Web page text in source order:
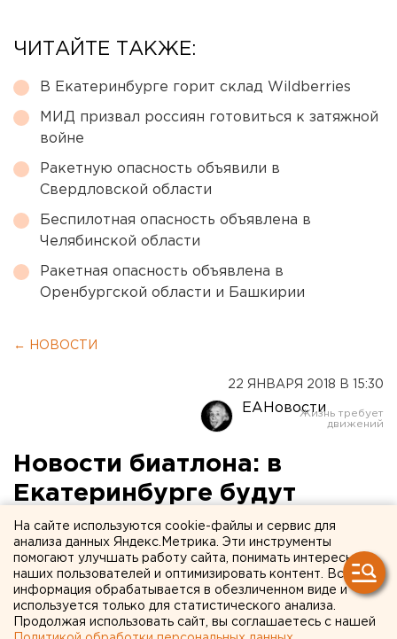
ЧИТАЙТЕ ТАКЖЕ:
В Екатеринбурге горит склад Wildberries
МИД призвал россиян готовиться к затяжной
войне
Ракетную опасность объявили в
Свердловской области
Беспилотная опасность объявлена в
Челябинской области
Ракетная опасность объявлена в
Оренбургской области и Башкирии
← НОВОСТИ
22 ЯНВАРЯ 2018 В 15:30
ЕАНовости
Новости биатлона: в
Екатеринбурге будут
строить свой Антхольц
На сайте используются cookie-файлы и сервис для
анализа данных Яндекс.Метрика. Эти инструменты
помогают улучшать работу сайта, понимать интересы
наших пользователей и оптимизировать контент. Вся
информация обрабатывается в обезличенном виде и
используется только для статистического анализа.
Продолжая использовать сайт, вы соглашаетесь с нашей